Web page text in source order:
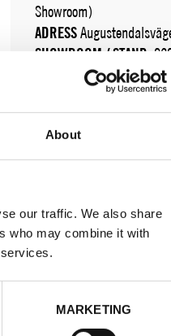
About
our traffic. We also share
who may combine it with
MARKETING
Showroom)
ADRESS
SHOWROOM / STAND:
10 aug 2026 - 14